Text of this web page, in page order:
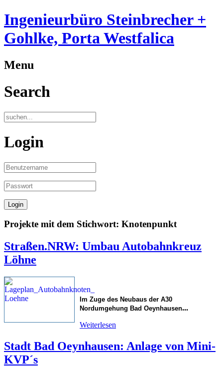
Ingenieurbüro Steinbrecher +
Gohlke, Porta Westfalica
Menu
Search
Login
Projekte mit dem Stichwort: Knotenpunkt
Straßen.NRW: Umbau Autobahnkreuz
Löhne
Im Zuge des Neubaus der A30
Nordumgehung Bad Oeynhausen...
Weiterlesen
Stadt Bad Oeynhausen: Anlage von Mini-
KVP´s